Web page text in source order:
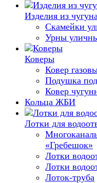
Изделия из
Скамейки
Урны
Коверы
Ковер
Подушка
Ковер
Кольца ЖБИ
Лотки для
«Гребешок»
Лотки
Лотки
Лоток-труба